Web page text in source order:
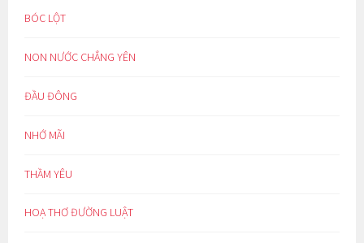
BÓC LỘT
NON NƯỚC CHẲNG YÊN
ĐẦU ĐÔNG
NHỚ MÃI
THẦM YÊU
HOẠ THƠ ĐƯỜNG LUẬT